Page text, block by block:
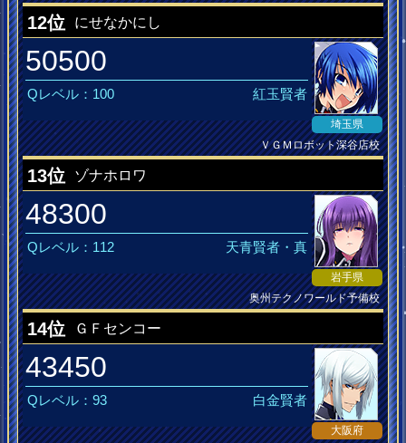
12位 にせなかにし
50500
Qレベル：100 紅玉賢者
埼玉県
ＶＧＭロボット深谷店校
13位 ゾナホロワ
48300
Qレベル：112 天青賢者・真
岩手県
奥州テクノワールド予備校
14位 ＧＦセンコー
43450
Qレベル：93 白金賢者
大阪府